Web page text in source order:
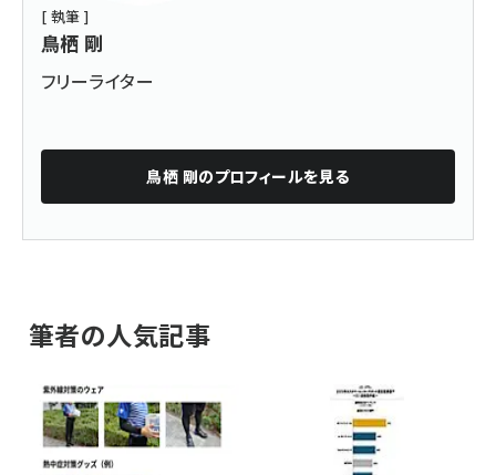
[ 執筆 ]
鳥栖 剛
フリーライター
鳥栖 剛のプロフィールを見る
筆者の人気記事